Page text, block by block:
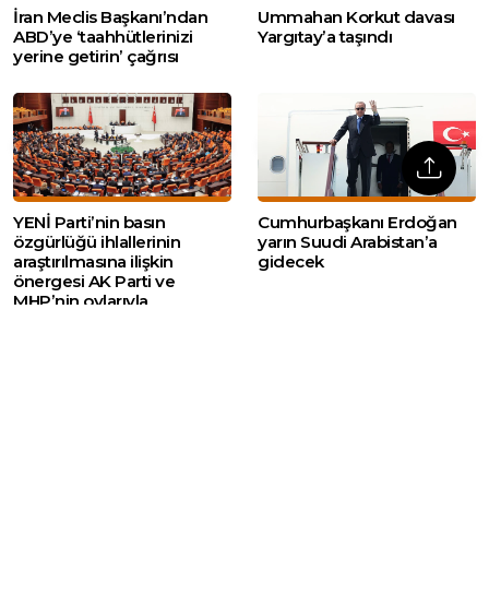
İran Meclis Başkanı’ndan
ABD’ye ‘taahhütlerinizi
yerine getirin’ çağrısı
Ummahan Korkut davası
Yargıtay’a taşındı
YENİ Parti’nin basın
özgürlüğü ihlallerinin
araştırılmasına ilişkin
önergesi AK Parti ve
MHP’nin oylarıyla
Cumhurbaşkanı Erdoğan
yarın Suudi Arabistan’a
gidecek